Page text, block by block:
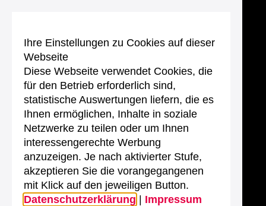
Ihre Einstellungen zu Cookies auf dieser
Webseite
Diese Webseite verwendet Cookies, die
für den Betrieb erforderlich sind,
statistische Auswertungen liefern, die es
Ihnen ermöglichen, Inhalte in soziale
Netzwerke zu teilen oder um Ihnen
interessengerechte Werbung
anzuzeigen. Je nach aktivierter Stufe,
akzeptieren Sie die vorangegangenen
mit Klick auf den jeweiligen Button.
Datenschutzerklärung
Impressum